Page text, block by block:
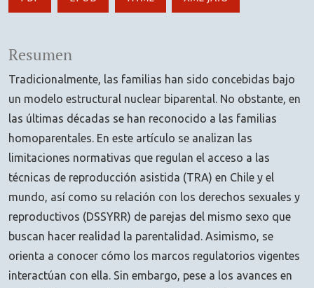
Resumen
Tradicionalmente, las familias han sido concebidas bajo
un modelo estructural nuclear biparental. No obstante, en
las últimas décadas se han reconocido a las familias
homoparentales. En este artículo se analizan las
limitaciones normativas que regulan el acceso a las
técnicas de reproducción asistida (TRA) en Chile y el
mundo, así como su relación con los derechos sexuales y
reproductivos (DSSYRR) de parejas del mismo sexo que
buscan hacer realidad la parentalidad. Asimismo, se
orienta a conocer cómo los marcos regulatorios vigentes
interactúan con ella. Sin embargo, pese a los avances en